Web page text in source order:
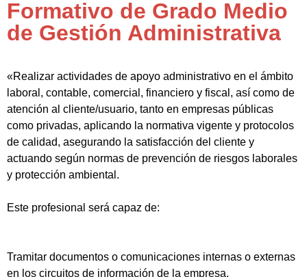
Formativo de Grado Medio
de Gestión Administrativa
«Realizar actividades de apoyo administrativo en el ámbito
laboral, contable, comercial, financiero y fiscal, así como de
atención al cliente/usuario, tanto en empresas públicas
como privadas, aplicando la normativa vigente y protocolos
de calidad, asegurando la satisfacción del cliente y
actuando según normas de prevención de riesgos laborales
y protección ambiental.
Este profesional será capaz de:
Tramitar documentos o comunicaciones internas o externas
en los circuitos de información de la empresa.